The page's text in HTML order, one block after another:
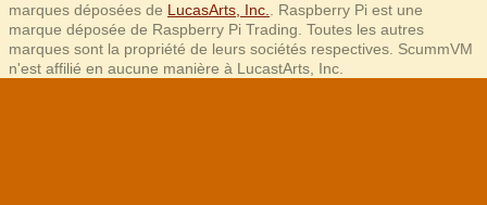
marques déposées de LucasArts, Inc.
. Raspberry Pi est une
marque déposée de Raspberry Pi Trading. Toutes les autres
marques sont la propriété de leurs sociétés respectives. ScummVM
n'est affilié en aucune manière à LucastArts, Inc.